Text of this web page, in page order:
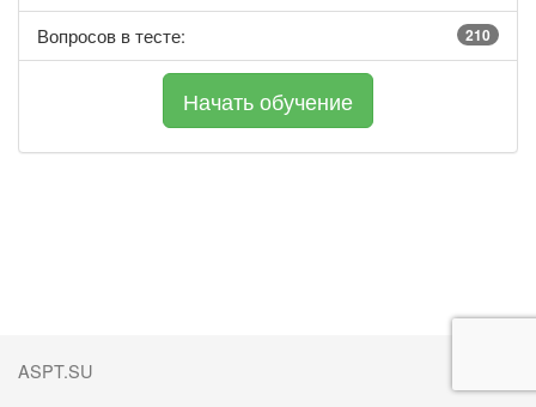
Вопросов в тесте: 210
ASPT.SU